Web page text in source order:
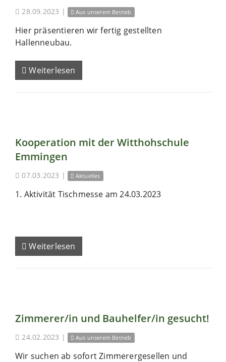
28.09.2023 | Aus unserem Betrieb
Hier präsentieren wir fertig gestellten
Hallenneubau.
Weiterlesen
Kooperation mit der Witthohschule
Emmingen
07.03.2023 | Aktuelles
1. Aktivität Tischmesse am 24.03.2023
Weiterlesen
Zimmerer/in und Bauhelfer/in gesucht!
24.02.2023 | Aus unserem Betrieb
Wir suchen ab sofort Zimmerergesellen und